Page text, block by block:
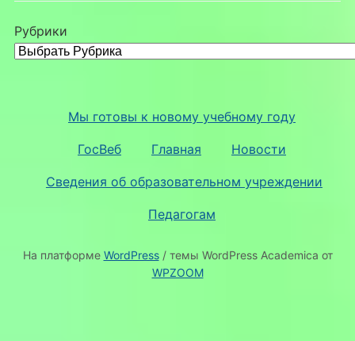
Рубрики
Мы готовы к новому учебному году
ГосВеб Главная Новости
Сведения об образовательном учреждении
Педагогам
На платформе WordPress/ темы WordPress Academica от
WPZOOM